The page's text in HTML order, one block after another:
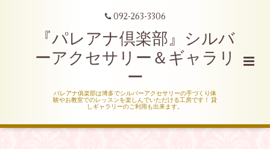
092-263-3306
『パレアナ倶楽部』シルバ
ーアクセサリー＆ギャラリ
ー
パレアナ俱楽部は博多でシルバーアクセサリーの手づくり体
験やお教室でのレッスンを楽しんでいただける工房です！ 貸
しギャラリーのご利用も出来ます。